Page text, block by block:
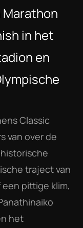
in het
en
Classic
van over de
traject van
pittige klim,
het